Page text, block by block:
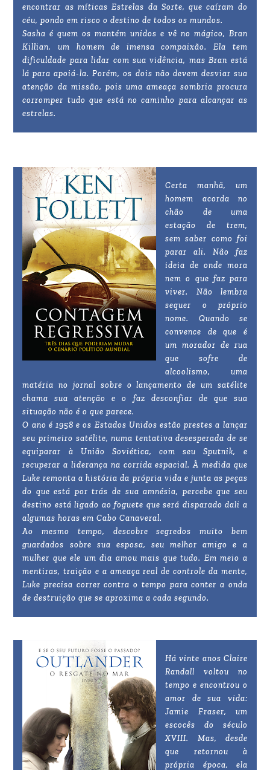
encontrar as míticas Estrelas da Sorte, que caíram do
céu, pondo em risco o destino de todos os mundos.
Sasha é quem os mantém unidos e vê no mágico, Bran
Killian, um homem de imensa compaixão. Ela tem
dificuldade para lidar com sua vidência, mas Bran está
lá para apoiá-la. Porém, os dois não devem desviar sua
atenção da missão, pois uma ameaça sombria procura
corromper tudo que está no caminho para alcançar as
estrelas.
Certa manhã, um
homem acorda no
chão de uma
estação de trem,
sem saber como foi
parar ali. Não faz
ideia de onde mora
nem o que faz para
viver. Não lembra
sequer o próprio
nome. Quando se
convence de que é
um morador de rua
que sofre de
alcoolismo, uma
matéria no jornal sobre o lançamento de um satélite
chama sua atenção e o faz desconfiar de que sua
situação não é o que parece.
O ano é 1958 e os Estados Unidos estão prestes a lançar
seu primeiro satélite, numa tentativa desesperada de se
equiparar à União Soviética, com seu Sputnik, e
recuperar a liderança na corrida espacial. À medida que
Luke remonta a história da própria vida e junta as peças
do que está por trás de sua amnésia, percebe que seu
destino está ligado ao foguete que será disparado dali a
algumas horas em Cabo Canaveral.
Ao mesmo tempo, descobre segredos muito bem
guardados sobre sua esposa, seu melhor amigo e a
mulher que ele um dia amou mais que tudo. Em meio a
mentiras, traição e a ameaça real de controle da mente,
Luke precisa correr contra o tempo para conter a onda
de destruição que se aproxima a cada segundo.
Há vinte anos Claire
Randall voltou no
tempo e encontrou o
amor de sua vida:
Jamie Fraser, um
escocês do século
XVIII. Mas, desde
que retornou à
própria época, ela